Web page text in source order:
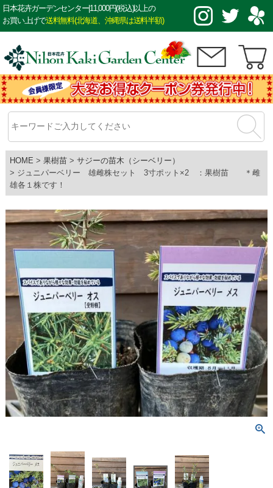
日本花卉ガーデンセンター|11,000円(税込)以上の
お買い上げで送料無料(北海道、沖縄県は送料半額)
HOME 果樹苗
サジーの苗木（シーベリー）
ジュニパーベリー 雄雌株セット 3寸ポット×2 ：果樹苗 ＊雌
雄各１株です！